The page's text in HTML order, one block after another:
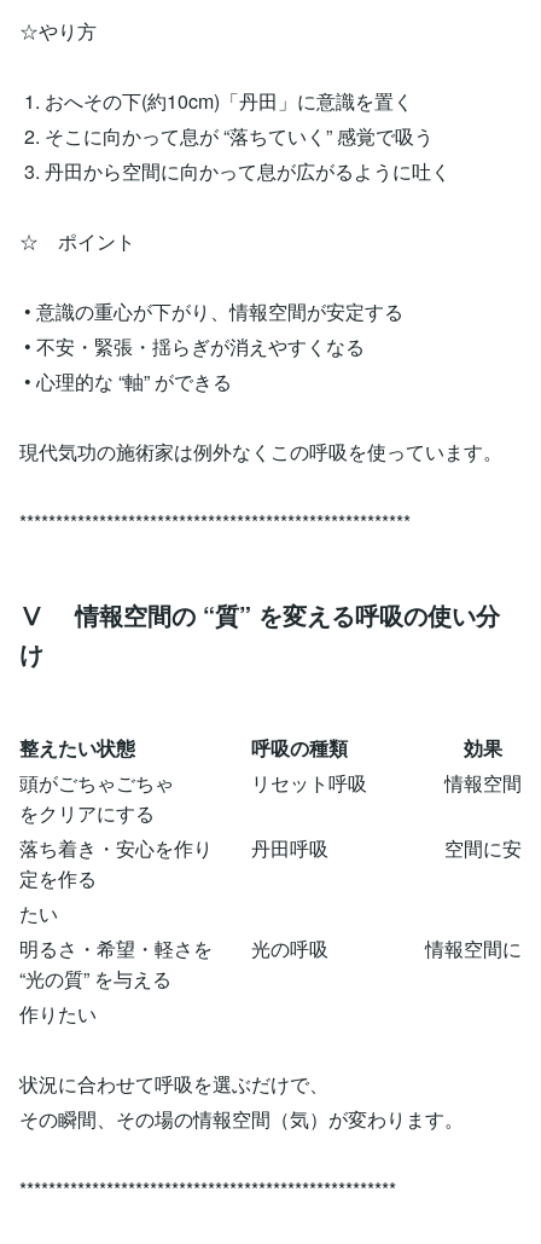
☆やり方
1. おへその下(約10cm)「丹田」に意識を置く
2. そこに向かって息が “落ちていく” 感覚で吸う
3. 丹田から空間に向かって息が広がるように吐く
☆ ポイント
• 意識の重心が下がり、情報空間が安定する
• 不安・緊張・揺らぎが消えやすくなる
• 心理的な “軸” ができる
現代気功の施術家は例外なくこの呼吸を使っています。
******************************************************
Ⅴ 情報空間の “質” を変える呼吸の使い分
け
整えたい状態 呼吸の種類 効果
頭がごちゃごちゃ リセット呼吸 情報空間
をクリアにする
落ち着き・安心を作り 丹田呼吸 空間に安
定を作る
たい
明るさ・希望・軽さを 光の呼吸 情報空間に
“光の質” を与える
作りたい
状況に合わせて呼吸を選ぶだけで、
その瞬間、その場の情報空間（気）が変わります。
****************************************************